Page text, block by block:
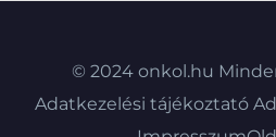
© 2024 onkol.hu
Adatkezelési tájékoztató